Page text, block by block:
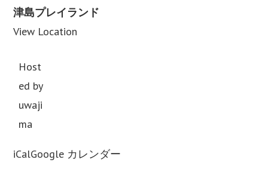
中
学
手
権
大
会
中
津島プレイランド
View Location
Host
ed by
uwaji
ma
iCalGoogle カレンダー